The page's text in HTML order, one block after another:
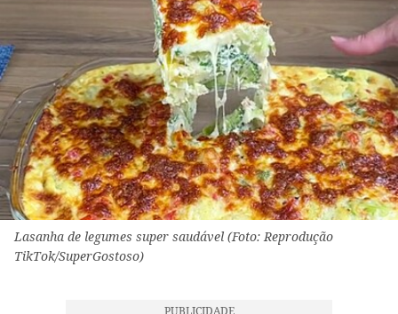
Lasanha de legumes super saudável (Foto: Reprodução
TikTok/SuperGostoso)